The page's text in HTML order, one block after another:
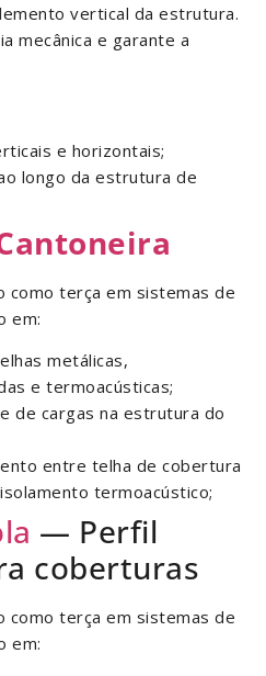
vertical da estrutura.
mecânica e garante a
e horizontais;
longo da estrutura de
como terça em sistemas de
em:
metálicas,
e termoacústicas;
de cargas na estrutura do
entre telha de cobertura
termoacústico;
— Perfil
coberturas
como terça em sistemas de
em: